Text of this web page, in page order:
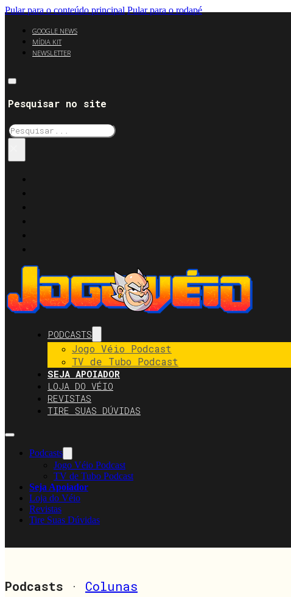
Pular para o conteúdo principal Pular para o rodapé
GOOGLE NEWS
MÍDIA KIT
NEWSLETTER
Pesquisar no site
Pesquisar
PODCASTS
Jogo Véio Podcast
TV de Tubo Podcast
SEJA APOIADOR
LOJA DO VÉIO
REVISTAS
TIRE SUAS DÚVIDAS
Podcasts
Jogo Véio Podcast
TV de Tubo Podcast
Seja Apoiador
Loja do Véio
Revistas
Tire Suas Dúvidas
Podcasts · Colunas